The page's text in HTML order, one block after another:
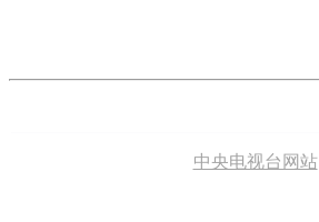
中央电视台网站